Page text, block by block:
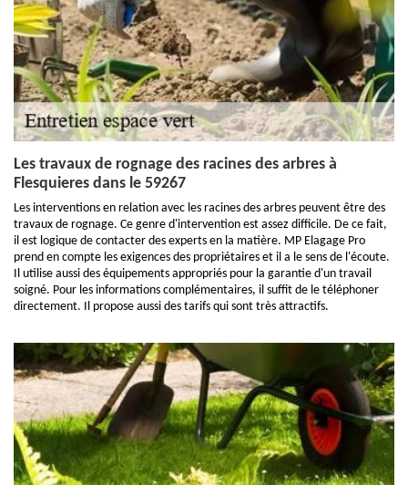
Les travaux de rognage des racines des arbres à
Flesquieres dans le 59267
Les interventions en relation avec les racines des arbres peuvent être des
travaux de rognage. Ce genre d'intervention est assez difficile. De ce fait,
il est logique de contacter des experts en la matière. MP Elagage Pro
prend en compte les exigences des propriétaires et il a le sens de l'écoute.
Il utilise aussi des équipements appropriés pour la garantie d'un travail
soigné. Pour les informations complémentaires, il suffit de le téléphoner
directement. Il propose aussi des tarifs qui sont très attractifs.